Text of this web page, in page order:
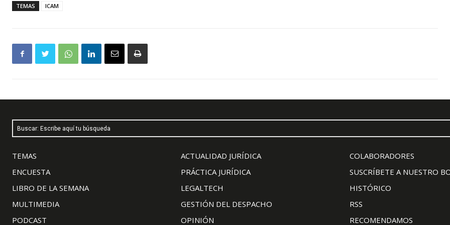
TEMAS ICAM
Buscar: Escribe aquí tu búsqueda
TEMAS
ENCUESTA
LIBRO DE LA SEMANA
MULTIMEDIA
PODCAST
ACTUALIDAD JURÍDICA
PRÁCTICA JURÍDICA
LEGALTECH
GESTIÓN DEL DESPACHO
OPINIÓN
COLABORADORES
SUSCRÍBETE A NUESTRO
HISTÓRICO
RSS
RECOMENDAMOS